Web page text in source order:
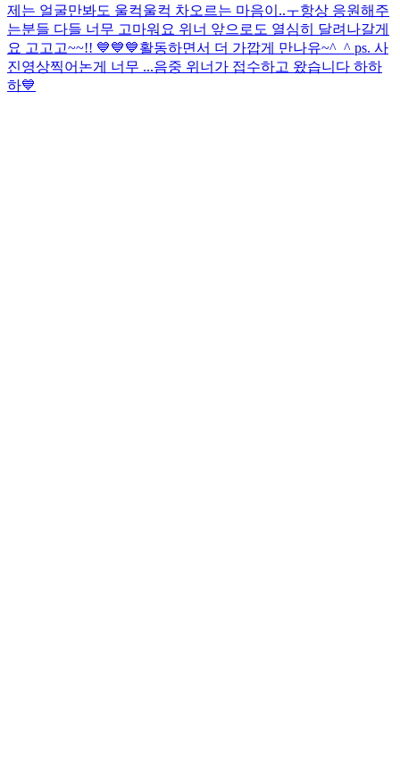
제는 얼굴만봐도 울컥울컥 차오르는 마음이..ㅜ항상 응원해주
는분들 다들 너무 고마워요 위너 앞으로도 열심히 달려나갈게
요 고고고~~!! 💙💙💙활동하면서 더 가깝게 만나유~^_^ ps. 사
진영상찍어논게 너무 ...음중 위너가 접수하고 왔습니다 하하
하💙